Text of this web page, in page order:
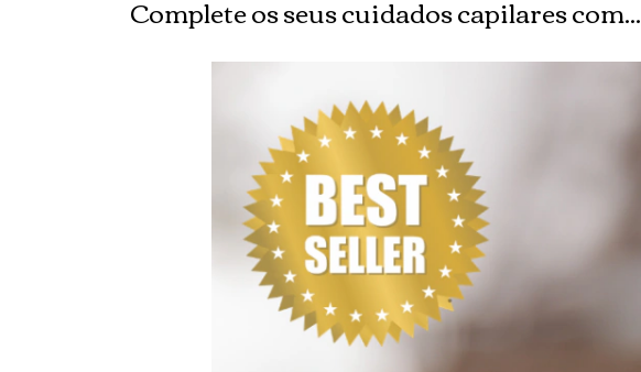
Complete os seus cuidados capilares com...